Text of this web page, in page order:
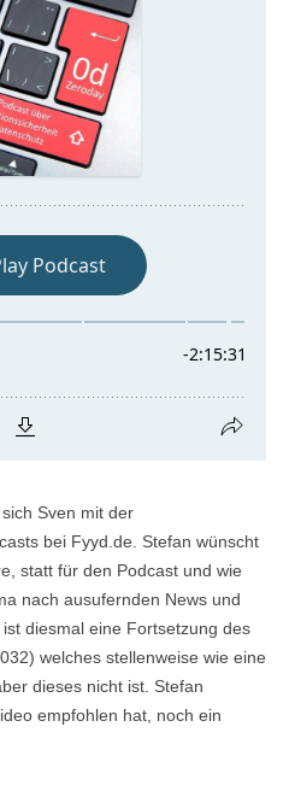
Sven mit der
bei Fyyd.de. Stefan wünscht
statt für den Podcast und wie
nach ausufernden News und
diesmal eine Fortsetzung des
welches stellenweise wie eine
dieses nicht ist. Stefan
empfohlen hat, noch ein